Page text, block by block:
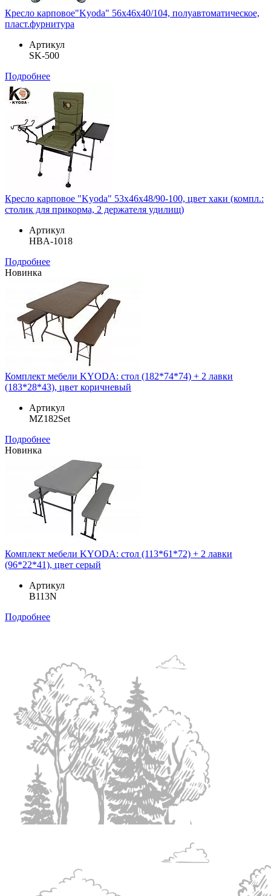
Кресло карповое"Kyoda" 56х46х40/104, полуавтоматическое,
пласт.фурнитура
Артикул
SK-500
Подробнее
Кресло карповое "Kyoda" 53х46х48/90-100, цвет хаки (компл.:
столик для прикорма, 2 держателя удилищ)
Артикул
HBA-1018
Подробнее
Новинка
Комплект мебели KYODA: стол (182*74*74) + 2 лавки
(183*28*43), цвет коричневый
Артикул
MZ182Set
Подробнее
Новинка
Комплект мебели KYODA: стол (113*61*72) + 2 лавки
(96*22*41), цвет серый
Артикул
B113N
Подробнее